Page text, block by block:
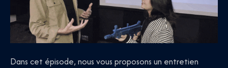
Dans cet épisode, nous vous proposons un entretien